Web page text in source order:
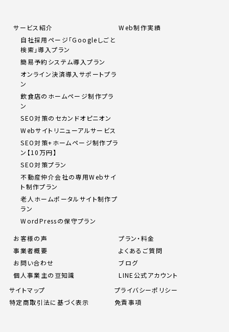
サービス紹介
自社採用ページ「Googleしごと
検索」導入プラン
簡易予約システム導入プラン
オンライン決済導入サポートプラ
ン
飲食店のホームページ制作プラ
ン
SEO対策のセカンドオピニオン
Webサイトリニューアルサービス
SEO対策+ホームページ制作プラ
ン【10万円】
SEO対策プラン
不動産仲介会社の専用Webサイ
ト制作プラン
老人ホームポータルサイト制作プ
ラン
WordPressの保守プラン
Web制作実績
お客様の声
プラン・料金
事業者概要
よくあるご質問
お問い合わせ
ブログ
個人事業主の豆知識
LINE公式アカウント
サイトマップ
プライバシーポリシー
特定商取引法に基づく表示
免責事項